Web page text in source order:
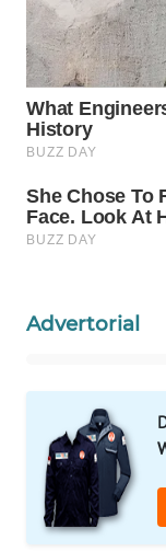
Advertorial
WAHANA
SELEB
WAHANA
PERSONA
OTOMOTIF
WAHANA
LAPAK
WAHANA
Wahana
Network